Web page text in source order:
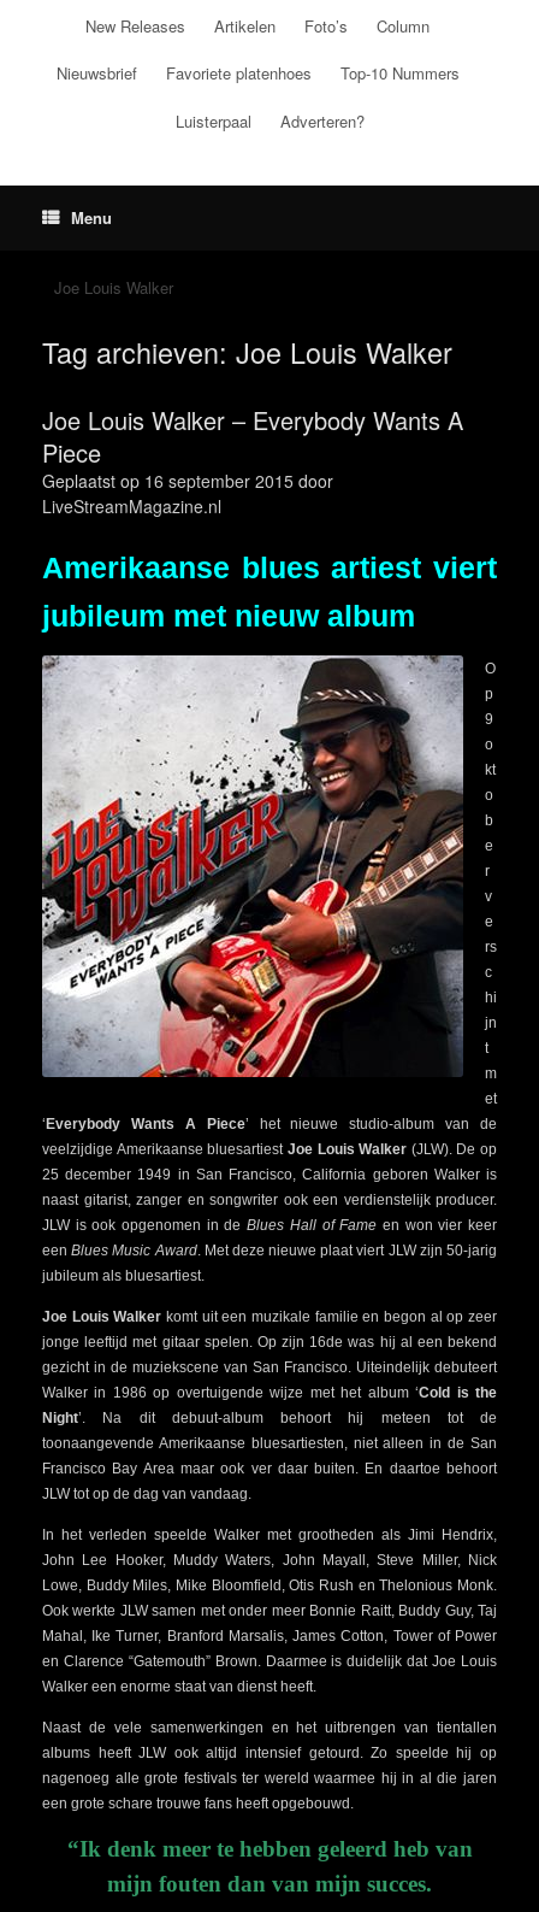
New Releases Artikelen Foto’s Column
Nieuwsbrief Favoriete platenhoes Top-10 Nummers
Luisterpaal Adverteren?
Menu
Joe Louis Walker
Tag archieven: Joe Louis Walker
Joe Louis Walker – Everybody Wants A
Piece
Geplaatst op 16 september 2015 door
LiveStreamMagazine.nl
Amerikaanse blues artiest viert
jubileum met nieuw album
O
p
9
o
kt
o
b
e
r
v
e
rs
c
hi
jn
t
m
et
‘Everybody Wants A Piece’ het nieuwe studio-album van de
veelzijdige Amerikaanse bluesartiest Joe Louis Walker (JLW). De op
25 december 1949 in San Francisco, California geboren Walker is
naast gitarist, zanger en songwriter ook een verdienstelijk producer.
JLW is ook opgenomen in deBlues Hall of Fame en won vier keer
eenBlues Music Award. Met deze nieuwe plaat viert JLW zijn 50-jarig
jubileum als bluesartiest.
Joe Louis Walker komt uit een muzikale familie en begon al op zeer
jonge leeftijd met gitaar spelen. Op zijn 16de was hij al een bekend
gezicht in de muziekscene van San Francisco. Uiteindelijk debuteert
Walker in 1986 op overtuigende wijze met het album ‘Cold is the
Night’. Na dit debuut-album behoort hij meteen tot de
toonaangevende Amerikaanse bluesartiesten, niet alleen in de San
Francisco Bay Area maar ook ver daar buiten. En daartoe behoort
JLW tot op de dag van vandaag.
In het verleden speelde Walker met grootheden als Jimi Hendrix,
John Lee Hooker, Muddy Waters, John Mayall, Steve Miller, Nick
Lowe, Buddy Miles, Mike Bloomfield, Otis Rush en Thelonious Monk.
Ook werkte JLW samen met onder meer Bonnie Raitt, Buddy Guy, Taj
Mahal, Ike Turner, Branford Marsalis, James Cotton, Tower of Power
en Clarence “Gatemouth” Brown. Daarmee is duidelijk dat Joe Louis
Walker een enorme staat van dienst heeft.
Naast de vele samenwerkingen en het uitbrengen van tientallen
albums heeft JLW ook altijd intensief getourd. Zo speelde hij op
nagenoeg alle grote festivals ter wereld waarmee hij in al die jaren
een grote schare trouwe fans heeft opgebouwd.
“Ik denk meer te hebben geleerd heb van
mijn fouten dan van mijn succes.